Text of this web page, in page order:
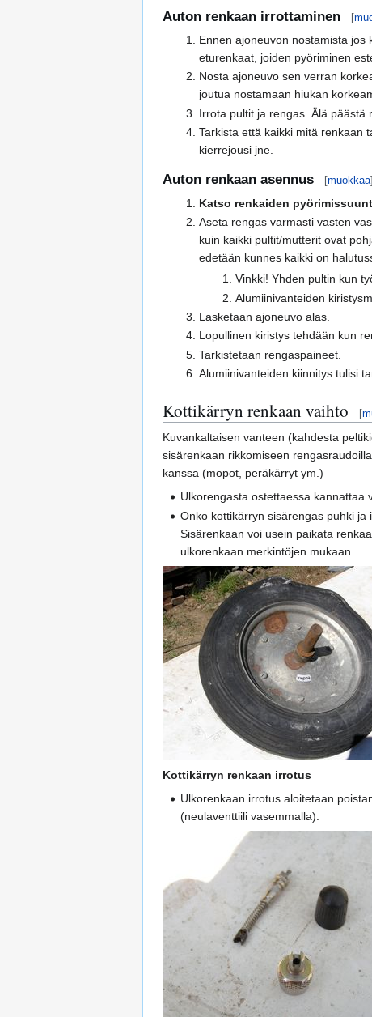
Auton renkaan irrottaminen [
Ennen ajoneuvon nostamista
eturenkaat, joiden pyöriminen
Nosta ajoneuvo sen verran
joutua nostamaan hiukan
Irrota pultit ja rengas. Älä päästä
Tarkista että kaikki mitä renkaan
kierrejousi jne.
Auton renkaan asennus [muokkaa]
Katso renkaiden
Aseta rengas varmasti vasten
kuin kaikki pultit/mutterit ovat
edetään kunnes kaikki on
Vinkki! Yhden pultin kun
Alumiinivanteiden
Lasketaan ajoneuvo alas.
Lopullinen kiristys tehdään kun
Tarkistetaan rengaspaineet.
Alumiinivanteiden kiinnitys tulisi
Kottikärryn renkaan vaihto [
Kuvankaltaisen vanteen (kahdesta
sisärenkaan rikkomiseen
kanssa (mopot, peräkärryt ym.)
Ulkorengasta ostettaessa kannattaa
Onko kottikärryn sisärengas puhki ja
Sisärenkaan voi usein paikata
ulkorenkaan merkintöjen mukaan.
Kottikärryn renkaan irrotus
Ulkorenkaan irrotus aloitetaan
(neulaventtiili vasemmalla).